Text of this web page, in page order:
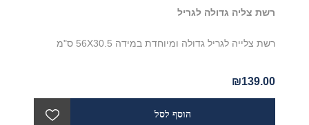
רשת צליה גדולה לגריל
רשת צלייה לגריל גדולה ומיוחדת במידה 56X30.5 ס"מ
₪139.00